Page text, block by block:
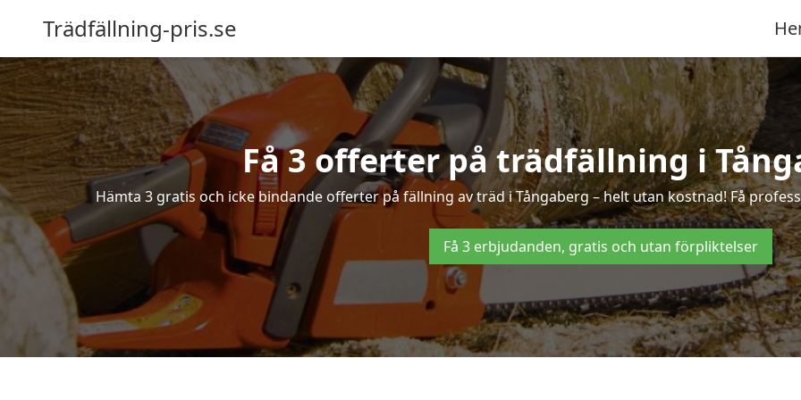
Trädfällning-pris.se
Få 3 offerter på trädfällning i
Hämta 3 gratis och icke bindande offerter på fällning av träd i Tångaberg – helt utan kostnad! Få
Få 3 erbjudanden, gratis och utan förpliktelser